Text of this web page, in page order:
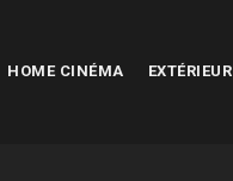
HOME CINÉMA EXTÉRIEUR